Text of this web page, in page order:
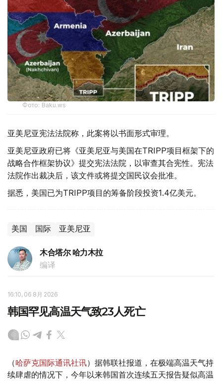
Фото: Baku.ws
亚美尼亚宪法法院称，此案将以书面形式审理。
亚美尼亚政府已将《亚美尼亚与美国在TRIPP项目框架下的
战略合作框架协议》提交宪法法院，以审查其合宪性。宪法
法院作出裁决后，该文件或将提交国民议会批准。
据悉，美国已为TRIPP项目的筹备阶段投资1.4亿美元。
美国 国际 亚美尼亚
木合塔尔 哈力木拉
编译
16:10, 06 8月 2026
韩国罕见高温天气致23人死亡
（哈萨克国际通讯社讯）据韩联社报道，在极端高温天气持
续肆虐的情况下，今年以来韩国首次连续五天报告疑似高温